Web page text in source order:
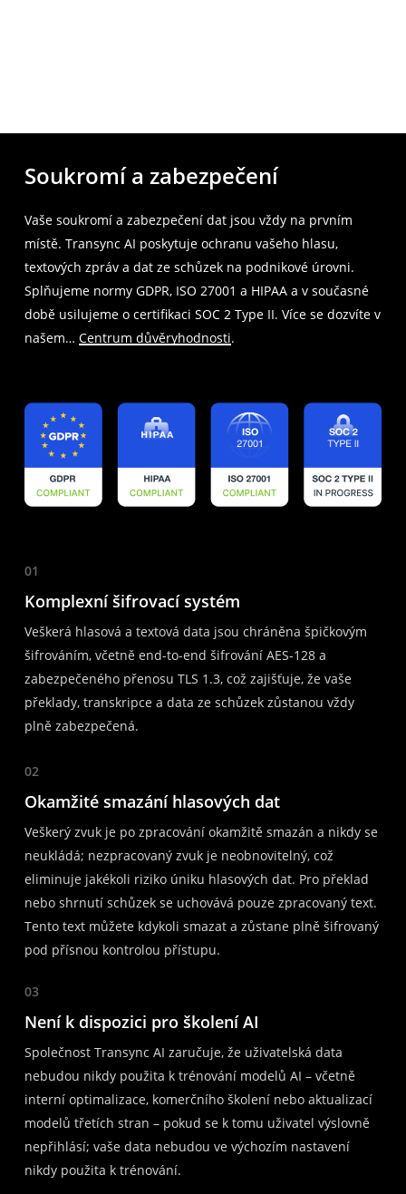
Soukromí a zabezpečení
Vaše soukromí a zabezpečení dat jsou vždy na prvním
místě. Transync AI poskytuje ochranu vašeho hlasu,
textových zpráv a dat ze schůzek na podnikové úrovni.
Splňujeme normy GDPR, ISO 27001 a HIPAA a v současné
době usilujeme o certifikaci SOC 2 Type II. Více se dozvíte v
našem… Centrum důvěryhodnosti.
01
Komplexní šifrovací systém
Veškerá hlasová a textová data jsou chráněna špičkovým
šifrováním, včetně end-to-end šifrování AES-128 a
zabezpečeného přenosu TLS 1.3, což zajišťuje, že vaše
překlady, transkripce a data ze schůzek zůstanou vždy
plně zabezpečená.
02
Okamžité smazání hlasových dat
Veškerý zvuk je po zpracování okamžitě smazán a nikdy se
neukládá; nezpracovaný zvuk je neobnovitelný, což
eliminuje jakékoli riziko úniku hlasových dat. Pro překlad
nebo shrnutí schůzek se uchovává pouze zpracovaný text.
Tento text můžete kdykoli smazat a zůstane plně šifrovaný
pod přísnou kontrolou přístupu.
03
Není k dispozici pro školení AI
Společnost Transync AI zaručuje, že uživatelská data
nebudou nikdy použita k trénování modelů AI – včetně
interní optimalizace, komerčního školení nebo aktualizací
modelů třetích stran – pokud se k tomu uživatel výslovně
nepřihlásí; vaše data nebudou ve výchozím nastavení
nikdy použita k trénování.